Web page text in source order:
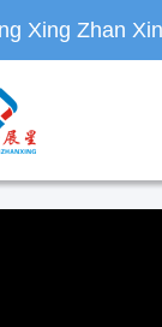
Xing Zhan